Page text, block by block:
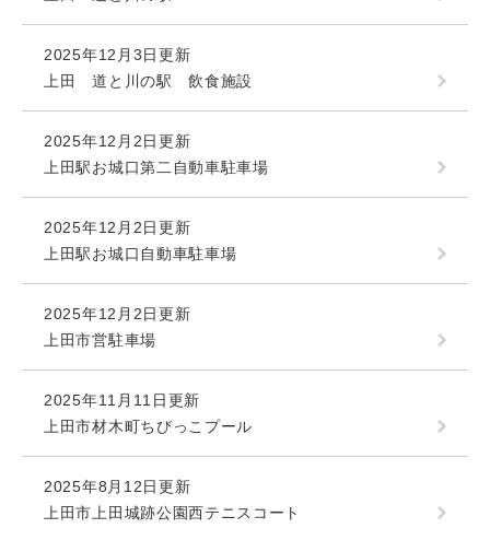
2025年12月3日更新
上田 道と川の駅 飲食施設
2025年12月2日更新
上田駅お城口第二自動車駐車場
2025年12月2日更新
上田駅お城口自動車駐車場
2025年12月2日更新
上田市営駐車場
2025年11月11日更新
上田市材木町ちびっこプール
2025年8月12日更新
上田市上田城跡公園西テニスコート